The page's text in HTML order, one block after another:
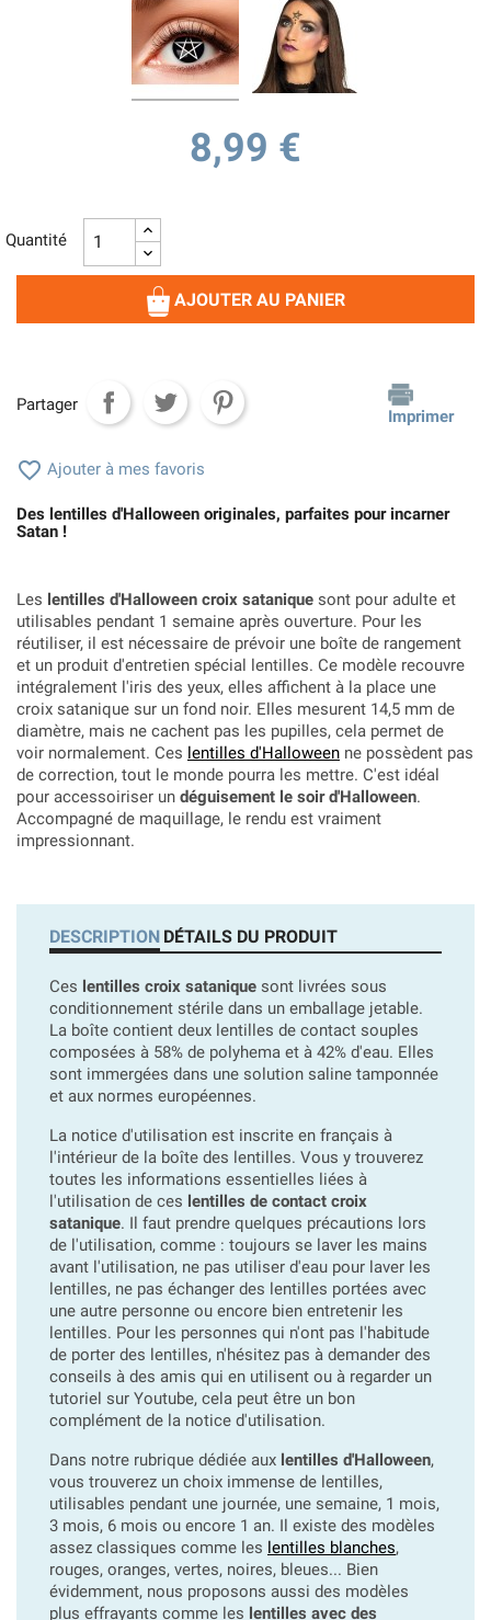
8,99 €
Quantité
AJOUTER AU PANIER
Partager
Imprimer
 Ajouter à mes favoris
Des lentilles d'Halloween originales, parfaites pour incarner
Satan !
Les lentilles d'Halloween croix satanique sont pour adulte et
utilisables pendant 1 semaine après ouverture. Pour les
réutiliser, il est nécessaire de prévoir une boîte de rangement
et un produit d'entretien spécial lentilles. Ce modèle recouvre
intégralement l'iris des yeux, elles affichent à la place une
croix satanique sur un fond noir. Elles mesurent 14,5 mm de
diamètre, mais ne cachent pas les pupilles, cela permet de
voir normalement. Ces lentilles d'Halloween ne possèdent pas
de correction, tout le monde pourra les mettre. C'est idéal
pour accessoiriser un déguisement le soir d'Halloween.
Accompagné de maquillage, le rendu est vraiment
impressionnant.
DESCRIPTION DÉTAILS DU PRODUIT
Ces lentilles croix satanique sont livrées sous
conditionnement stérile dans un emballage jetable.
La boîte contient deux lentilles de contact souples
composées à 58% de polyhema et à 42% d'eau. Elles
sont immergées dans une solution saline tamponnée
et aux normes européennes.
La notice d'utilisation est inscrite en français à
l'intérieur de la boîte des lentilles. Vous y trouverez
toutes les informations essentielles liées à
l'utilisation de ces lentilles de contact croix
satanique. Il faut prendre quelques précautions lors
de l'utilisation, comme : toujours se laver les mains
avant l'utilisation, ne pas utiliser d'eau pour laver les
lentilles, ne pas échanger des lentilles portées avec
une autre personne ou encore bien entretenir les
lentilles. Pour les personnes qui n'ont pas l'habitude
de porter des lentilles, n'hésitez pas à demander des
conseils à des amis qui en utilisent ou à regarder un
tutoriel sur Youtube, cela peut être un bon
complément de la notice d'utilisation.
Dans notre rubrique dédiée aux lentilles d'Halloween,
vous trouverez un choix immense de lentilles,
utilisables pendant une journée, une semaine, 1 mois,
3 mois, 6 mois ou encore 1 an. Il existe des modèles
assez classiques comme les lentilles blanches,
rouges, oranges, vertes, noires, bleues... Bien
évidemment, nous proposons aussi des modèles
plus effrayants comme les lentilles avec des